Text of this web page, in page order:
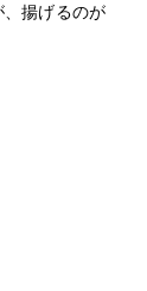
揚げるのが
ク＆カリカリ食